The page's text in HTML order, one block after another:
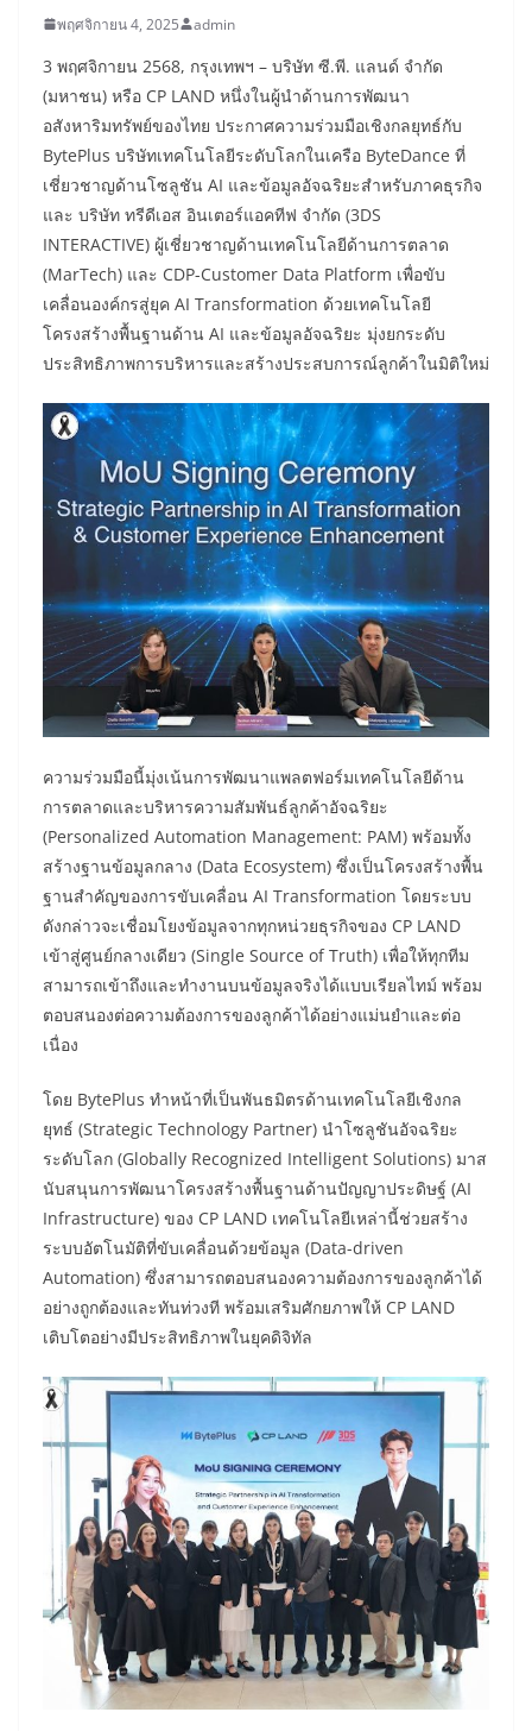
พฤศจิกายน 4, 2025 admin
3 พฤศจิกายน 2568, กรุงเทพฯ – บริษัท ซี.พี. แลนด์ จำกัด
(มหาชน) หรือ CP LAND หนึ่งในผู้นำด้านการพัฒนา
อสังหาริมทรัพย์ของไทย ประกาศความร่วมมือเชิงกลยุทธ์กับ
BytePlus บริษัทเทคโนโลยีระดับโลกในเครือ ByteDance ที่
เชี่ยวชาญด้านโซลูชัน AI และข้อมูลอัจฉริยะสำหรับภาคธุรกิจ
และ บริษัท ทรีดีเอส อินเตอร์แอคทีฟ จำกัด (3DS
INTERACTIVE) ผู้เชี่ยวชาญด้านเทคโนโลยีด้านการตลาด
(MarTech) และ CDP-Customer Data Platform เพื่อขับ
เคลื่อนองค์กรสู่ยุค AI Transformation ด้วยเทคโนโลยี
โครงสร้างพื้นฐานด้าน AI และข้อมูลอัจฉริยะ มุ่งยกระดับ
ประสิทธิภาพการบริหารและสร้างประสบการณ์ลูกค้าในมิติใหม่
ความร่วมมือนี้มุ่งเน้นการพัฒนาแพลตฟอร์มเทคโนโลยีด้าน
การตลาดและบริหารความสัมพันธ์ลูกค้าอัจฉริยะ
(Personalized Automation Management: PAM) พร้อมทั้ง
สร้างฐานข้อมูลกลาง (Data Ecosystem) ซึ่งเป็นโครงสร้างพื้น
ฐานสำคัญของการขับเคลื่อน AI Transformation โดยระบบ
ดังกล่าวจะเชื่อมโยงข้อมูลจากทุกหน่วยธุรกิจของ CP LAND
เข้าสู่ศูนย์กลางเดียว (Single Source of Truth) เพื่อให้ทุกทีม
สามารถเข้าถึงและทำงานบนข้อมูลจริงได้แบบเรียลไทม์ พร้อม
ตอบสนองต่อความต้องการของลูกค้าได้อย่างแม่นยำและต่อ
เนื่อง
โดย BytePlus ทำหน้าที่เป็นพันธมิตรด้านเทคโนโลยีเชิงกล
ยุทธ์ (Strategic Technology Partner) นำโซลูชันอัจฉริยะ
ระดับโลก (Globally Recognized Intelligent Solutions) มาส
นับสนุนการพัฒนาโครงสร้างพื้นฐานด้านปัญญาประดิษฐ์ (AI
Infrastructure) ของ CP LAND เทคโนโลยีเหล่านี้ช่วยสร้าง
ระบบอัตโนมัติที่ขับเคลื่อนด้วยข้อมูล (Data-driven
Automation) ซึ่งสามารถตอบสนองความต้องการของลูกค้าได้
อย่างถูกต้องและทันท่วงที พร้อมเสริมศักยภาพให้ CP LAND
เติบโตอย่างมีประสิทธิภาพในยุคดิจิทัล